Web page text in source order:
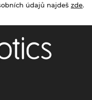
údajů najdeš zde.